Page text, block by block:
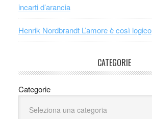
incarti d’arancia
Henrik Nordbrandt L’amore è così logico
CATEGORIE
Categorie